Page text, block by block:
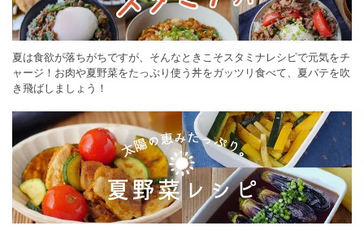
夏は食欲が落ちがちですが、そんなときこそスタミナレシピで元気をチ
ャージ！お肉や夏野菜をたっぷり使う丼をガッツリ食べて、夏バテを吹
き飛ばしましょう！